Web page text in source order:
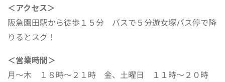
＜アクセス＞
阪急園田駅から徒歩１５分 バスで５分遊女塚バス停で降
りるとスグ！
＜営業時間＞
月～木 １８時～２１時 金、土曜日 １１時～２０時